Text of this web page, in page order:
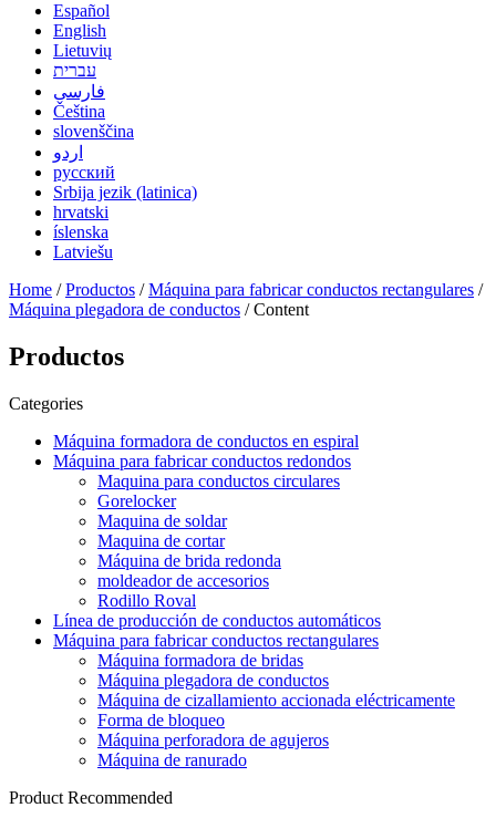
Español
English
Lietuvių
עברית
فارسی
Čeština
slovenščina
اردو
русский
Srbija jezik (latinica)
hrvatski
íslenska
Latviešu
Home /Productos /Máquina para fabricar conductos rectangulares /
Máquina plegadora de conductos / Content
Productos
Categories
Máquina formadora de conductos en espiral
Máquina para fabricar conductos redondos
Maquina para conductos circulares
Gorelocker
Maquina de soldar
Maquina de cortar
Máquina de brida redonda
moldeador de accesorios
Rodillo Roval
Línea de producción de conductos automáticos
Máquina para fabricar conductos rectangulares
Máquina formadora de bridas
Máquina plegadora de conductos
Máquina de cizallamiento accionada eléctricamente
Forma de bloqueo
Máquina perforadora de agujeros
Máquina de ranurado
Product Recommended